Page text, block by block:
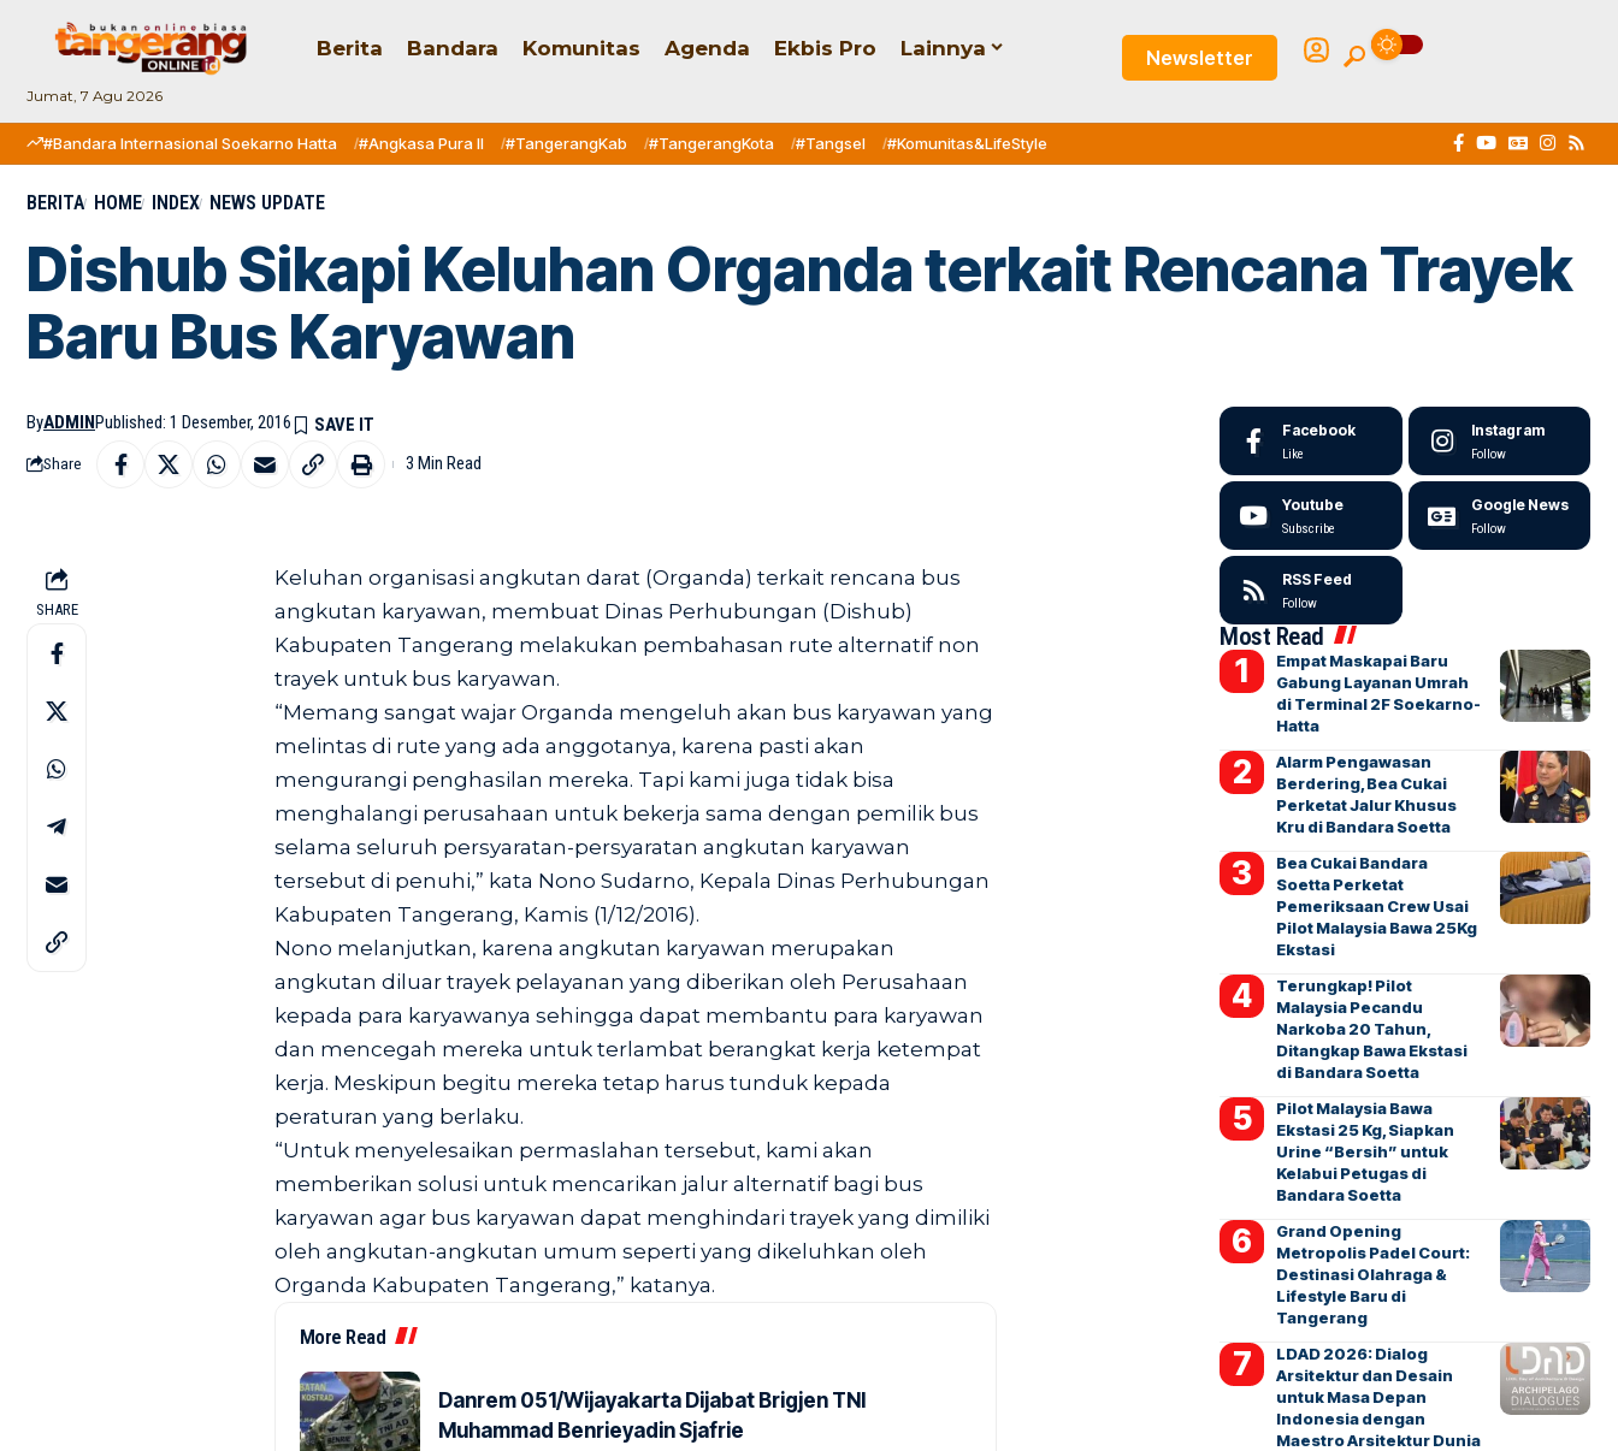
Jumat, 7 Agu 2026
Berita Bandara Komunitas Agenda Ekbis Pro Lainnya Newsletter
#Bandara Internasional Soekarno Hatta #Angkasa Pura II #TangerangKab #TangerangKota #Tangsel #Komunitas&LifeStyle
BERITA HOME INDEX NEWS UPDATE
Dishub Sikapi Keluhan Organda terkait Rencana Trayek
Baru Bus Karyawan
ByADMINPublished: 1 Desember, 2016
Share 3 Min Read
SHARE
Keluhan organisasi angkutan darat (Organda) terkait rencana bus
angkutan karyawan, membuat Dinas Perhubungan (Dishub)
Kabupaten Tangerang melakukan pembahasan rute alternatif non
trayek untuk bus karyawan.
“Memang sangat wajar Organda mengeluh akan bus karyawan yang
melintas di rute yang ada anggotanya, karena pasti akan
mengurangi penghasilan mereka. Tapi kami juga tidak bisa
menghalangi perusahaan untuk bekerja sama dengan pemilik bus
selama seluruh persyaratan-persyaratan angkutan karyawan
tersebut di penuhi,” kata Nono Sudarno, Kepala Dinas Perhubungan
Kabupaten Tangerang, Kamis (1/12/2016).
Nono melanjutkan, karena angkutan karyawan merupakan
angkutan diluar trayek pelayanan yang diberikan oleh Perusahaan
kepada para karyawanya sehingga dapat membantu para karyawan
dan mencegah mereka untuk terlambat berangkat kerja ketempat
kerja. Meskipun begitu mereka tetap harus tunduk kepada
peraturan yang berlaku.
“Untuk menyelesaikan permaslahan tersebut, kami akan
memberikan solusi untuk mencarikan jalur alternatif bagi bus
karyawan agar bus karyawan dapat menghindari trayek yang dimiliki
oleh angkutan-angkutan umum seperti yang dikeluhkan oleh
Organda Kabupaten Tangerang,” katanya.
More Read
Danrem 051/Wijayakarta Dijabat Brigjen TNI
Muhammad Benrieyadin Sjafrie
Facebook
Like
Instagram
Follow
Youtube
Subscribe
Google News
Follow
RSS Feed
Follow
Most Read
Empat Maskapai Baru
Gabung Layanan Umrah
di Terminal 2F Soekarno-
Hatta
Alarm Pengawasan
Berdering, Bea Cukai
Perketat Jalur Khusus
Kru di Bandara Soetta
Bea Cukai Bandara
Soetta Perketat
Pemeriksaan Crew Usai
Pilot Malaysia Bawa 25Kg
Ekstasi
Terungkap! Pilot
Malaysia Pecandu
Narkoba 20 Tahun,
Ditangkap Bawa Ekstasi
di Bandara Soetta
Pilot Malaysia Bawa
Ekstasi 25 Kg, Siapkan
Urine “Bersih” untuk
Kelabui Petugas di
Bandara Soetta
Grand Opening
Metropolis Padel Court:
Destinasi Olahraga &
Lifestyle Baru di
Tangerang
LDAD 2026: Dialog
Arsitektur dan Desain
untuk Masa Depan
Indonesia dengan
Maestro Arsitektur Dunia